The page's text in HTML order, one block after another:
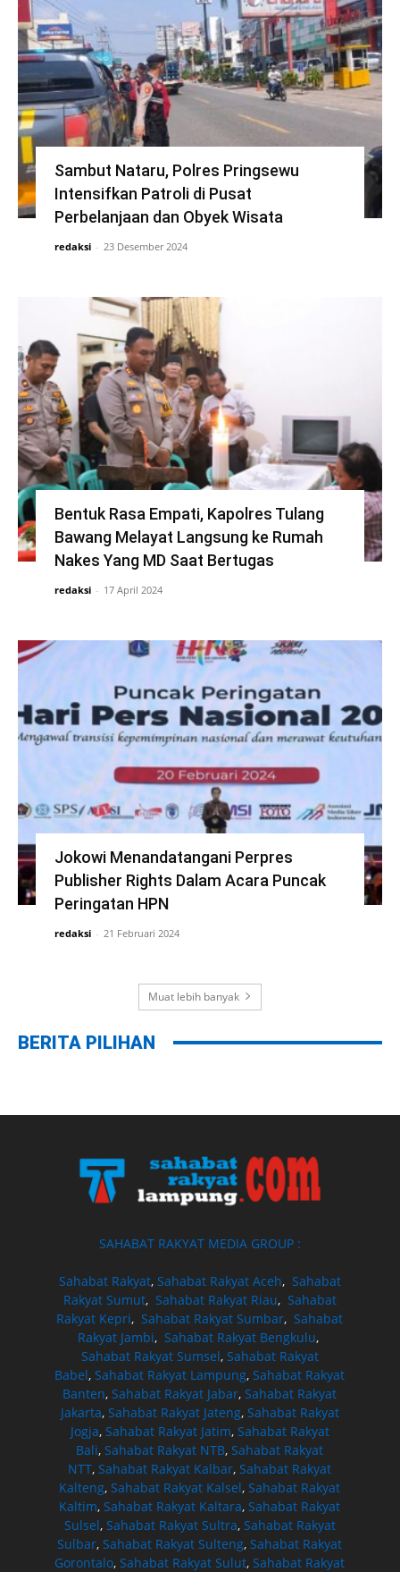
Sambut Nataru, Polres Pringsewu
Intensifkan Patroli di Pusat
Perbelanjaan dan Obyek Wisata
redaksi - 23 Desember 2024
Bentuk Rasa Empati, Kapolres Tulang
Bawang Melayat Langsung ke Rumah
Nakes Yang MD Saat Bertugas
redaksi - 17 April 2024
Jokowi Menandatangani Perpres
Publisher Rights Dalam Acara Puncak
Peringatan HPN
redaksi - 21 Februari 2024
Muat lebih banyak
BERITA PILIHAN
SAHABAT RAKYAT MEDIA GROUP :
Sahabat Rakyat, Sahabat Rakyat Aceh, Sahabat
Rakyat Sumut, Sahabat Rakyat Riau, Sahabat
Rakyat Kepri,Sahabat Rakyat Sumbar,Sahabat
Rakyat Jambi, Sahabat Rakyat Bengkulu,
Sahabat Rakyat Sumsel, Sahabat Rakyat
Babel,Sahabat Rakyat Lampung,Sahabat Rakyat
Banten,Sahabat Rakyat Jabar,Sahabat Rakyat
Jakarta, Sahabat Rakyat Jateng, Sahabat Rakyat
Jogja, Sahabat Rakyat Jatim, Sahabat Rakyat
Bali,Sahabat Rakyat NTB,Sahabat Rakyat
NTT,Sahabat Rakyat Kalbar,Sahabat Rakyat
Kalteng,Sahabat Rakyat Kalsel,Sahabat Rakyat
Kaltim,Sahabat Rakyat Kaltara,Sahabat Rakyat
Sulsel, Sahabat Rakyat Sultra, Sahabat Rakyat
Sulbar,Sahabat Rakyat Sulteng,Sahabat Rakyat
Gorontalo,Sahabat Rakyat Sulut,Sahabat Rakyat